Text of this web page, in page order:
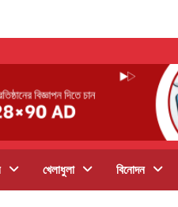
খেলাধুলা বিনোদন